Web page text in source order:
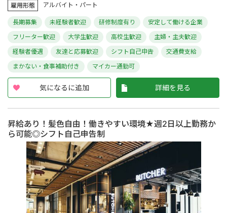
雇用形態
アルバイト・パート
長期募集 未経験者歓迎 研修制度有り
安定して働ける企業
フリーター歓迎
大学生歓迎 高校生歓迎
主婦・主夫歓迎
経験者優遇
友達と応募歓迎 シフト自己申告
交通費支給
まかない・食事補助付き
マイカー通勤可
気になるに追加 詳細を見る
昇給あり！髪色自由！働きやすい環境★週2日以上勤務か
ら可能◎シフト自己申告制